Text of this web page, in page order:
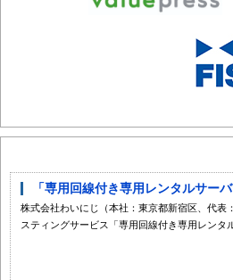
「専用回線付き専用レンタルサー
株式会社わいにじ（本社：東京都新宿区、代表
スティングサービス「専用回線付き専用レンタ